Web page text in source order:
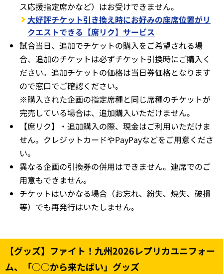
ス応援指定席かなど）はお受けできません。
大好評チケット引き換え時にお好みの座席位置がリ
クエストできる【席リク】サービス
試合当日、追加でチケットの購入をご希望される場
合、追加のチケットは必ずチケット引換時にご購入く
ださい。追加チケットの価格は当日券価格となります
ので窓口でご確認ください。
※購入された企画の指定席種と同じ席種のチケットが
完売している場合は、追加購入いただけません。
【席リク】・追加購入の際、現金はご利用いただけま
せん。クレジットカードやPayPayなどをご用意くださ
い。
異なる企画の引換券の併用はできません。連席でのご
用意もできません。
チケットはいかなる場合（お忘れ、紛失、焼失、破損
等）でも再発行はいたしません。
【グッズ】ファイト！九州2026レプリカユニフォー
ム、「○○から来たばい」グッズ